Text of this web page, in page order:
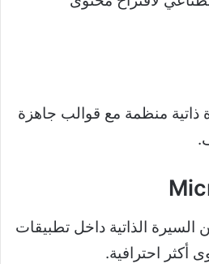
منظمة مع قوالب جاهزة
الذاتية داخل تطبيقات